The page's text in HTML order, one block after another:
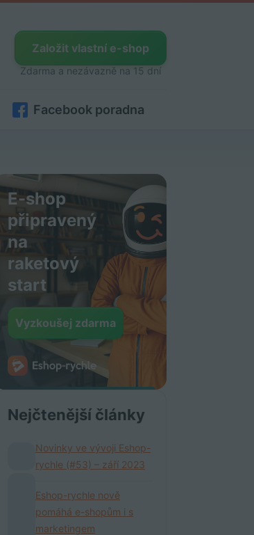
Založit vlastní e-shop
Zdarma a nezávazně na 15 dní
Facebook poradna
E-shop
připravený
na
raketový
start
Vyzkoušej zdarma
Nejčtenější články
Novinky ve vývoji Eshop-
rychle (#53) – září 2023
Eshop-rychle nově
pomáhá e-shopům i s
marketingem